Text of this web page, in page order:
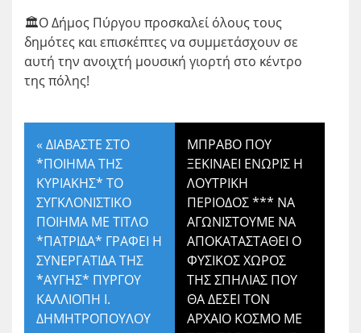
🏛️Ο Δήμος Πύργου προσκαλεί όλους τους
δημότες και επισκέπτες να συμμετάσχουν σε
αυτή την ανοιχτή μουσική γιορτή στο κέντρο
της πόλης!
« ΔΙΑΒΑΣΤΕ ΣΤΟ
*ΠΟΙΗΜΑ ΤΗΣ
ΚΥΡΙΑΚΗΣ* ΤΟ
ΣΥΓΚΛΟΝΙΣΤΙΚΟ
ΠΟΙΗΜΑ ΜΕ ΤΙΤΛΟ
*ΠΑΤΡΙΔΑ* ΓΡΑΦΕΙ Η
ΣΥΝΕΡΓΑΤΙΔΑ ΤΗΣ
*ΑΥΓΗΣ* ΠΥΡΓΟΥ
ΚΑΛΛΙΟΠΗ Ι.
ΔΗΜΗΤΡΟΠΟΥΛΟΥ
ΜΠΡΑΒΟ ΠΟΥ
ΞΕΚΙΝΑΕΙ ΕΝΩΡΙΣ Η
ΛΟΥΤΡΙΚΗ
ΠΕΡΙΟΔΟΣ *** ΝΑ
ΑΓΩΝΙΣΤΟΥΜΕ ΝΑ
ΑΠΟΚΑΤΑΣΤΑΘΕΙ Ο
ΦΥΣΙΚΟΣ ΧΩΡΟΣ
ΤΗΣ ΣΠΗΛΙΑΣ ΠΟΥ
ΘΑ ΔΕΣΕΙ ΤΟΝ
ΑΡΧΑΙΟ ΚΟΣΜΟ ΜΕ